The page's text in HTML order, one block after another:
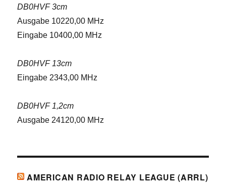
DB0HVF 3cm
Ausgabe 10220,00 MHz
Eingabe 10400,00 MHz
DB0HVF 13cm
Eingabe 2343,00 MHz
DB0HVF 1,2cm
Ausgabe 24120,00 MHz
AMERICAN RADIO RELAY LEAGUE (ARRL)